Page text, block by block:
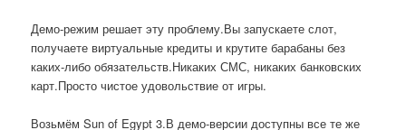
Демо-режим решает эту проблему.Вы запускаете слот,
получаете виртуальные кредиты и крутите барабаны без
каких-либо обязательств.Никаких СМС, никаких банковских
карт.Просто чистое удовольствие от игры.
Возьмём Sun of Egypt 3.В демо-версии доступны все те же